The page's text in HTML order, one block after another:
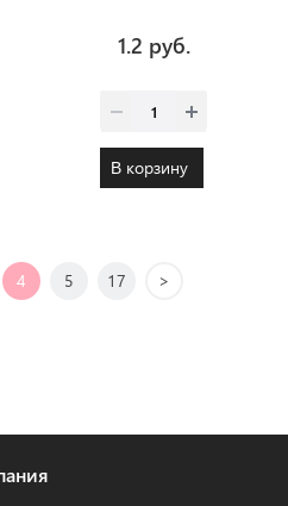
1.2 руб.
В корзину
4 5 17 >